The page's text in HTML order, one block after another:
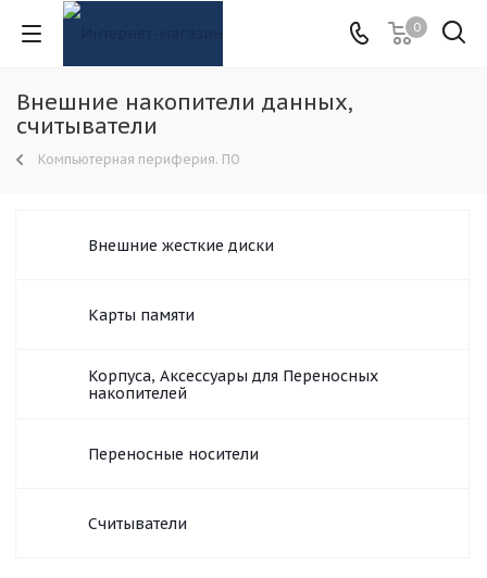
0
Внешние накопители данных,
считыватели
Компьютерная периферия. ПО
Внешние жесткие диски
Карты памяти
Корпуса, Аксессуары для Переносных
накопителей
Переносные носители
Считыватели